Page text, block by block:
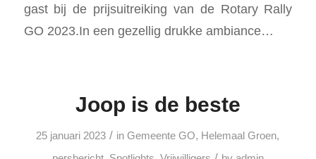
gast bij de prijsuitreiking van de Rotary Rally
GO 2023.In een gezellig drukke ambiance…
Joop is de beste
25 januari 2023 / inGemeente GO, Helemaal Groen,